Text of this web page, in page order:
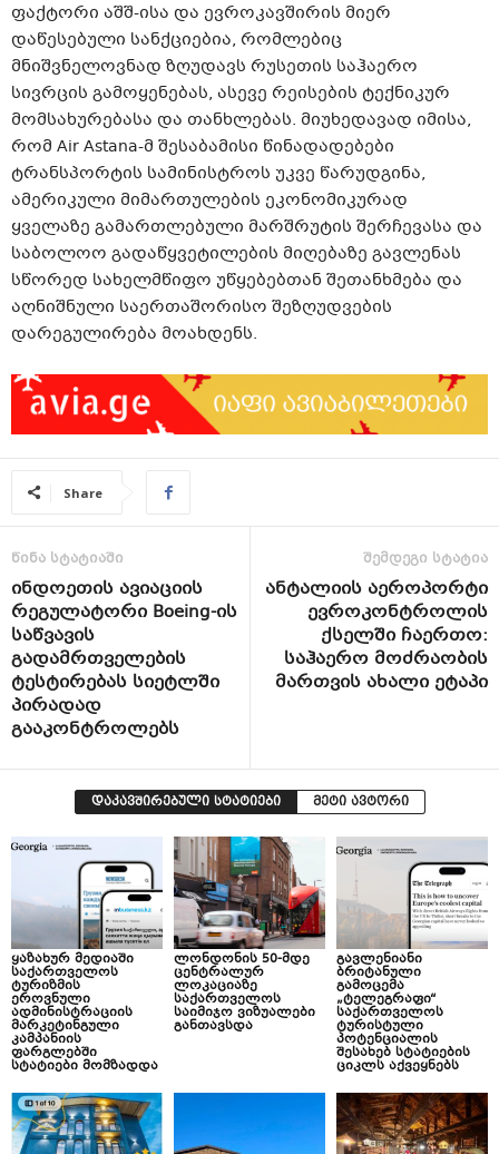
ფაქტორი აშშ-ისა და ევროკავშირის მიერ
დაწესებული სანქციებია, რომლებიც
მნიშვნელოვნად ზღუდავს რუსეთის საჰაერო
სივრცის გამოყენებას, ასევე რეისების ტექნიკურ
მომსახურებასა და თანხლებას. მიუხედავად იმისა,
რომ Air Astana-მ შესაბამისი წინადადებები
ტრანსპორტის სამინისტროს უკვე წარუდგინა,
ამერიკული მიმართულების ეკონომიკურად
ყველაზე გამართლებული მარშრუტის შერჩევასა და
საბოლოო გადაწყვეტილების მიღებაზე გავლენას
სწორედ სახელმწიფო უწყებებთან შეთანხმება და
აღნიშნული საერთაშორისო შეზღუდვების
დარეგულირება მოახდენს.
Share
წინა სტატიაში
ინდოეთის ავიაციის
რეგულატორი Boeing-ის
საწვავის
გადამრთველების
ტესტირებას სიეტლში
პირადად
გააკონტროლებს
შემდეგი სტატია
ანტალიის აეროპორტი
ევროკონტროლის
ქსელში ჩაერთო:
საჰაერო მოძრაობის
მართვის ახალი ეტაპი
დაკავშირებული სტატიები მეტი ავტორი
ყაზახურ მედიაში
საქართველოს
ტურიზმის
ეროვნული
ადმინისტრაციის
მარკეტინგული
კამპანიის
ფარგლებში
სტატიები მომზადდა
ლონდონის 50-მდე
ცენტრალურ
ლოკაციაზე
საქართველოს
საიმიჯო ვიზუალები
განთავსდა
გავლენიანი
ბრიტანული
გამოცემა
„ტელეგრაფი“
საქართველოს
ტურისტული
პოტენციალის
შესახებ სტატიების
ციკლს აქვეყნებს